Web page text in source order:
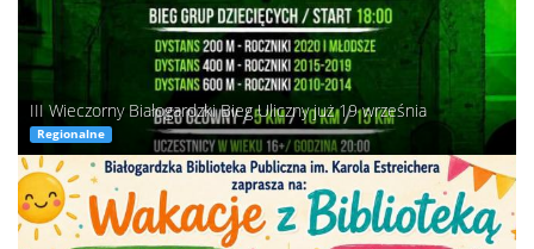
Regionalne
III Wieczorny Białogardzki Bieg Uliczny już 19 września